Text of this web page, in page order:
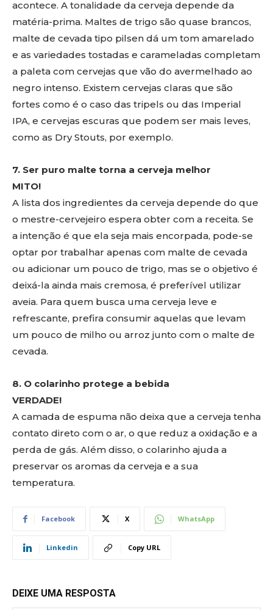
acontece. A tonalidade da cerveja depende da
matéria-prima. Maltes de trigo são quase brancos,
malte de cevada tipo pilsen dá um tom amarelado
e as variedades tostadas e carameladas completam
a paleta com cervejas que vão do avermelhado ao
negro intenso. Existem cervejas claras que são
fortes como é o caso das tripels ou das Imperial
IPA, e cervejas escuras que podem ser mais leves,
como as Dry Stouts, por exemplo.
7. Ser puro malte torna a cerveja melhor
MITO!
A lista dos ingredientes da cerveja depende do que
o mestre-cervejeiro espera obter com a receita. Se
a intenção é que ela seja mais encorpada, pode-se
optar por trabalhar apenas com malte de cevada
ou adicionar um pouco de trigo, mas se o objetivo é
deixá-la ainda mais cremosa, é preferível utilizar
aveia. Para quem busca uma cerveja leve e
refrescante, prefira consumir aquelas que levam
um pouco de milho ou arroz junto com o malte de
cevada.
8. O colarinho protege a bebida
VERDADE!
A camada de espuma não deixa que a cerveja tenha
contato direto com o ar, o que reduz a oxidação e a
perda de gás. Além disso, o colarinho ajuda a
preservar os aromas da cerveja e a sua
temperatura.
Facebook X WhatsApp
Linkedin Copy URL
DEIXE UMA RESPOSTA